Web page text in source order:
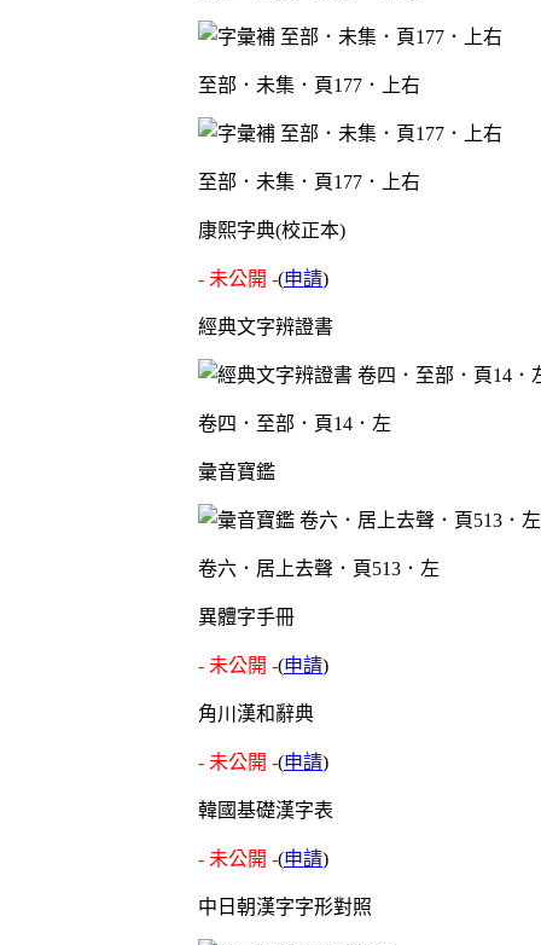
至部．未集．頁177．上右
至部．未集．頁177．上右
康熙字典(校正本)
- 未公開 -(申請)
經典文字辨證書
卷四．至部．頁14．左
彙音寶鑑
卷六．居上去聲．頁513．左
異體字手冊
- 未公開 -(申請)
角川漢和辭典
- 未公開 -(申請)
韓國基礎漢字表
- 未公開 -(申請)
中日朝漢字字形對照